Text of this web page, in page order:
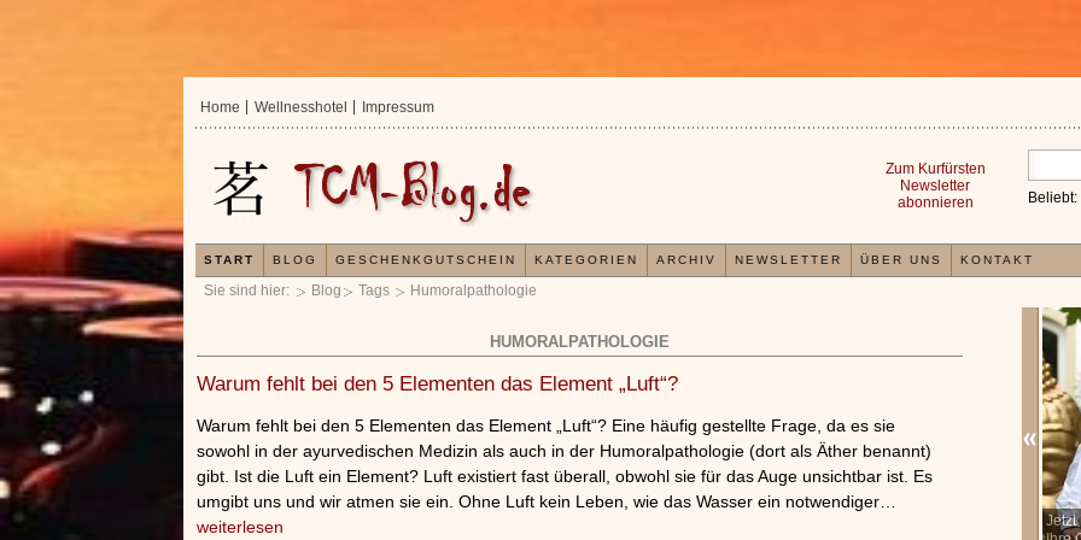
Sie sind hier: Blog Tags Humoralpathologie
HUMORALPATHOLOGIE
Warum fehlt bei den 5 Elementen das Element „Luft“?
Warum fehlt bei den 5 Elementen das Element „Luft“? Eine häufig gestellte Frage, da es sie
sowohl in der ayurvedischen Medizin als auch in der Humoralpathologie (dort als Äther benannt)
gibt. Ist die Luft ein Element? Luft existiert fast überall, obwohl sie für das Auge unsichtbar ist. Es
umgibt uns und wir atmen sie ein. Ohne Luft kein Leben, wie das Wasser ein notwendiger…
weiterlesen
Jetzt
Home Wellnesshotel Impressum
Beliebt:
Zum Kurfürsten
Newsletter
abonnieren
START BLOG GESCHENKGUTSCHEIN KATEGORIEN ARCHIV NEWSLETTER ÜBER UNS KONTAKT